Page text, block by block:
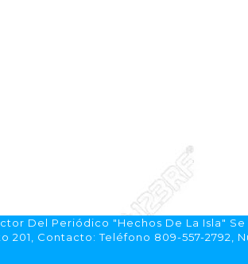
Del Periódico "Hechos De La Isla" Se
Contacto: Teléfono 809-557-2792,